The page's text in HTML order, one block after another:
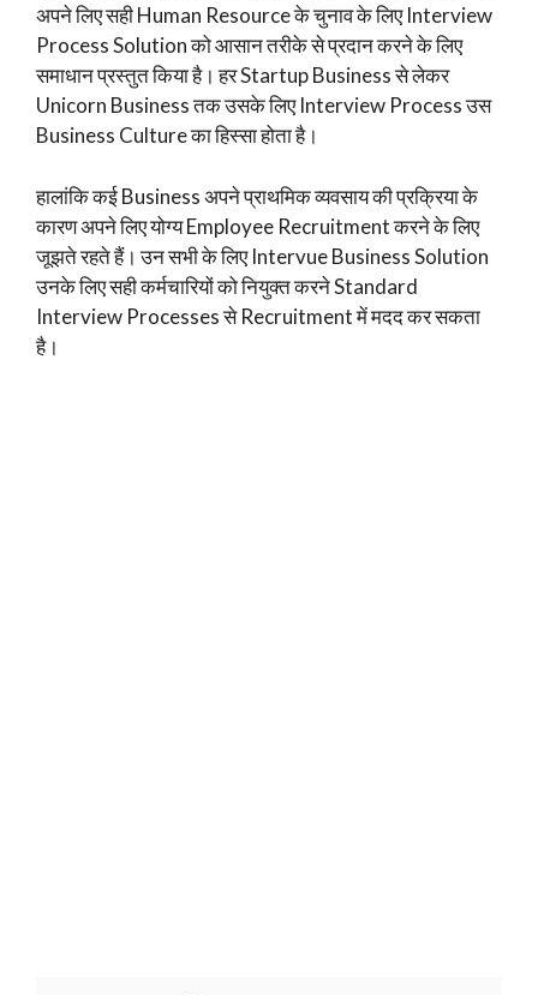
अपने लिए सही Human Resource के चुनाव के लिए Interview
Process Solution को आसान तरीके से प्रदान करने के लिए
समाधान प्रस्तुत किया है। हर Startup Business से लेकर
Unicorn Business तक उसके लिए Interview Process उस
Business Culture का हिस्सा होता है।
हालांकि कई Business अपने प्राथमिक व्यवसाय की प्रक्रिया के
कारण अपने लिए योग्य Employee Recruitment करने के लिए
जूझते रहते हैं। उन सभी के लिए Intervue Business Solution
उनके लिए सही कर्मचारियों को नियुक्त करने Standard
Interview Processes से Recruitment में मदद कर सकता
है।